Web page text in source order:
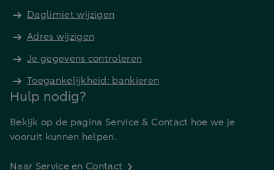
Daglimiet wijzigen
Adres wijzigen
Je gegevens controleren
Toegankelijkheid: bankieren
Hulp nodig?
Bekijk op de pagina Service & Contact hoe we je
vooruit kunnen helpen.
Naar Service en Contact